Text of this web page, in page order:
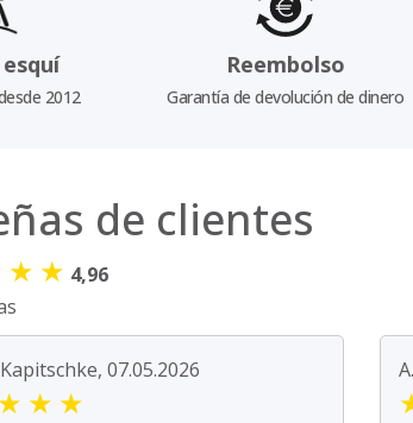
2012
Reembolso
Garantía de devolución de dinero
de clientes
★ ★ 4,96
07.05.2026
★ ★ ★